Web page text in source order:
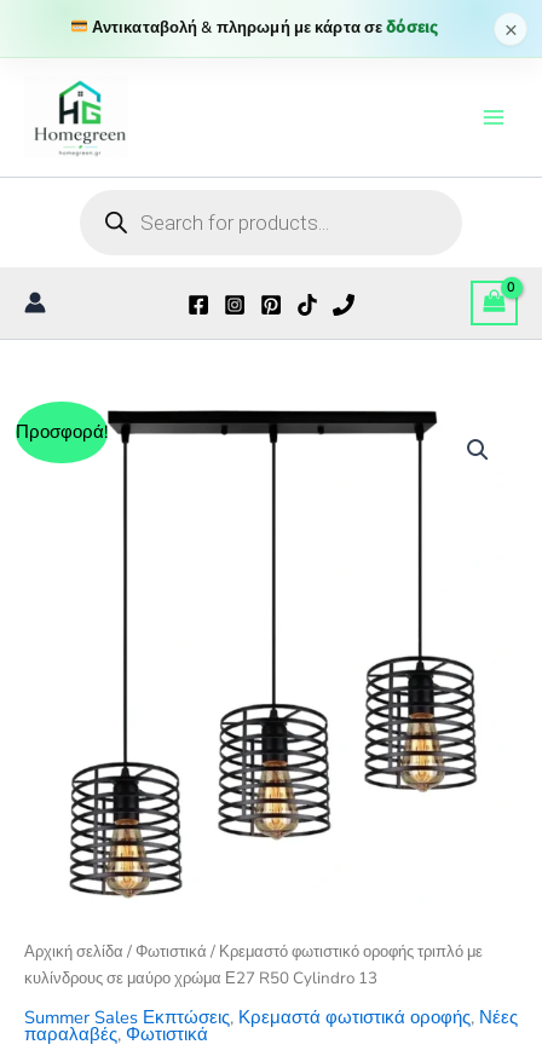
Αντικαταβολή & πληρωμή με κάρτα σεδόσεις ×
περιεχόμενο
search
Προσφορά!
Αρχική σελίδα /Φωτιστικά / Κρεμαστό φωτιστικό οροφής τριπλό με
κυλίνδρους σε μαύρο χρώμα Ε27 R50 Cylindro 13
Summer Sales Εκπτώσεις, Κρεμαστά φωτιστικά οροφής, Νέες
παραλαβές, Φωτιστικά
τριπλό
μαύρο
χρώμα